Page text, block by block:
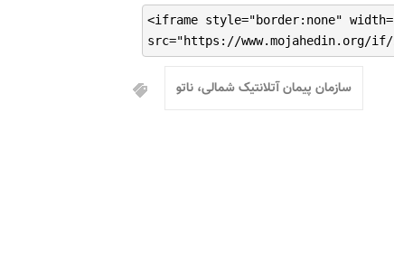
<iframe style="border:none"
src="https://www.mojahedin.org/if/
سازمان پیمان آتلانتیک شمالی، ناتو